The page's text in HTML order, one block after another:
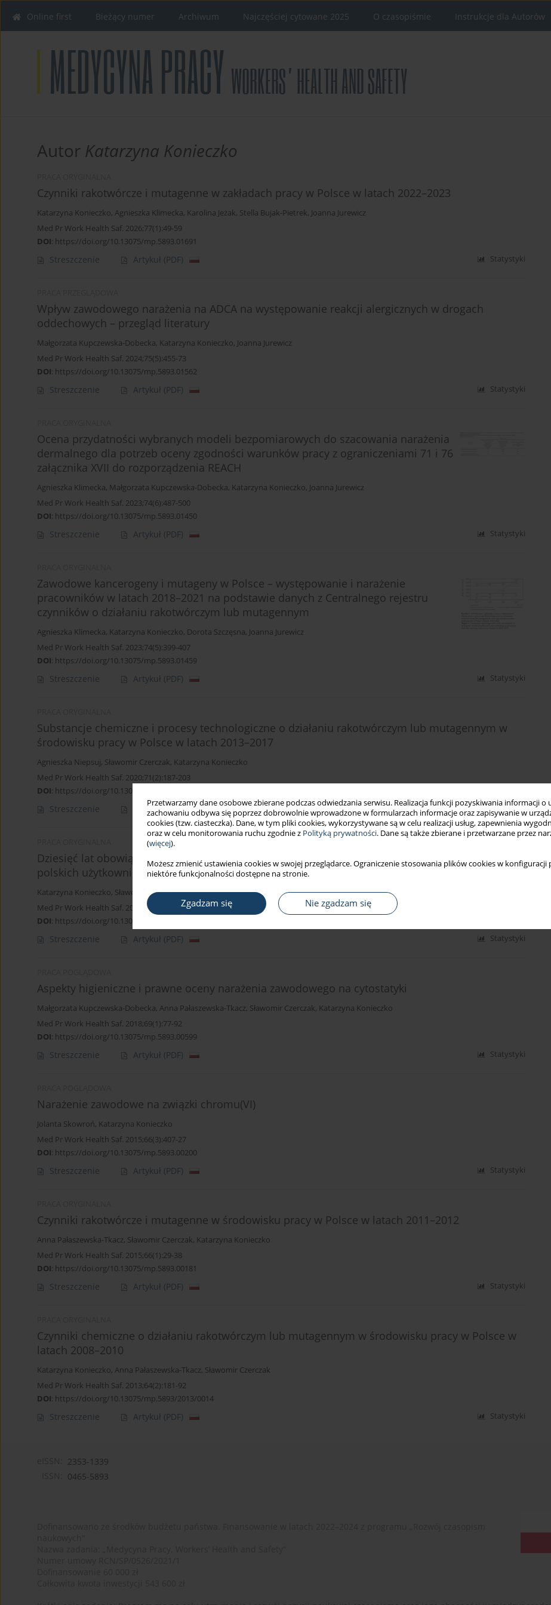
Przetwarzamy dane osobowe zbierane podczas odwiedzania serwisu. Realizacja funkcji pozyskiwania informacji o
zachowaniu odbywa się poprzez dobrowolnie wprowadzone w formularzach informacje oraz zapisywanie w
cookies (tzw. ciasteczka). Dane, w tym pliki cookies, wykorzystywane są w celu realizacji usług, zapewnienia
oraz w celu monitorowania ruchu zgodnie z Polityką prywatności. Dane są także zbierane i przetwarzane przez
(więcej).
Możesz zmienić ustawienia cookies w swojej przeglądarce. Ograniczenie stosowania plików cookies w konfiguracji
niektóre funkcjonalności dostępne na stronie.
Zgadzam się Nie zgadzam się
Online first Bieżący numer Archiwum Najczęściej cytowane 2025 O czasopiśmie Instrukcje dla Autorów
Autor Katarzyna Konieczko
Czynniki rakotwórcze i mutagenne w zakładach pracy w Polsce w latach 2022–2023
Katarzyna Konieczko, Agnieszka Klimecka, Karolina Jeżak, Stella Bujak-Pietrek, Joanna Jurewicz
Med Pr Work Health Saf. 2026;77(1):49-59
DOI: https://doi.org/10.13075/mp.5893.01691
Streszczenie Artykuł (PDF) Statystyki
Wpływ zawodowego narażenia na ADCA na występowanie reakcji alergicznych w drogach
oddechowych – przegląd literatury
Małgorzata Kupczewska-Dobecka, Katarzyna Konieczko, Joanna Jurewicz
Med Pr Work Health Saf. 2024;75(5):455-73
DOI: https://doi.org/10.13075/mp.5893.01562
Streszczenie Artykuł (PDF) Statystyki
Ocena przydatności wybranych modeli bezpomiarowych do szacowania narażenia
dermalnego dla potrzeb oceny zgodności warunków pracy z ograniczeniami 71 i 76
załącznika XVII do rozporządzenia REACH
Agnieszka Klimecka, Małgorzata Kupczewska-Dobecka, Katarzyna Konieczko, Joanna Jurewicz
Med Pr Work Health Saf. 2023;74(6):487-500
DOI: https://doi.org/10.13075/mp.5893.01450
Streszczenie Artykuł (PDF) Statystyki
Zawodowe kancerogeny i mutageny w Polsce – występowanie i narażenie
pracowników w latach 2018–2021 na podstawie danych z Centralnego rejestru
czynników o działaniu rakotwórczym lub mutagennym
Agnieszka Klimecka, Katarzyna Konieczko, Dorota Szczęsna, Joanna Jurewicz
Med Pr Work Health Saf. 2023;74(5):399-407
DOI: https://doi.org/10.13075/mp.5893.01459
Streszczenie Artykuł (PDF) Statystyki
Substancje chemiczne i procesy technologiczne o działaniu rakotwórczym lub mutagennym w
środowisku pracy w Polsce w latach 2013–2017
Agnieszka Niepsuj, Sławomir Czerczak, Katarzyna Konieczko
Med Pr Work Health Saf. 2020;71(2):187-203
DOI: https://doi.org/10.13075/mp.5893.00956
Streszczenie Artykuł(PDF) Statystyki
Dziesięć lat obowiązywania REACH i CLP – ocena znajomości i wdrażania przepisów przez
polskich użytkowników chemikaliów
Katarzyna Konieczko, Sławomir Czerczak,Małgorzata Kupczewska-Dobecka
Med Pr Work Health Saf. 2019;70(4):435-44
DOI: https://doi.org/10.13075/mp.5893.00859
Streszczenie Artykuł (PDF) Statystyki
Aspekty higieniczne i prawne oceny narażenia zawodowego na cytostatyki
Małgorzata Kupczewska-Dobecka, Anna Pałaszewska-Tkacz, Sławomir Czerczak, Katarzyna Konieczko
Med Pr Work Health Saf. 2018;69(1):77-92
DOI: https://doi.org/10.13075/mp.5893.00599
Streszczenie Artykuł (PDF) Statystyki
Narażenie zawodowe na związki chromu(VI)
Jolanta Skowroń, Katarzyna Konieczko
Med Pr Work Health Saf. 2015;66(3):407-27
DOI: https://doi.org/10.13075/mp.5893.00200
Streszczenie Artykuł (PDF) Statystyki
Czynniki rakotwórcze i mutagenne w środowisku pracy w Polsce w latach 2011–2012
Anna Pałaszewska-Tkacz, Sławomir Czerczak, Katarzyna Konieczko
Med Pr Work Health Saf. 2015;66(1):29-38
DOI: https://doi.org/10.13075/mp.5893.00181
Streszczenie Artykuł (PDF) Statystyki
Czynniki chemiczne o działaniu rakotwórczym lub mutagennym w środowisku pracy w Polsce w
latach 2008–2010
Katarzyna Konieczko, Anna Pałaszewska-Tkacz, Sławomir Czerczak
Med Pr Work Health Saf. 2013;64(2):181-92
DOI: https://doi.org/10.13075/mp.5893/2013/0014
Streszczenie Artykuł (PDF) Statystyki
2353-1339
0465-5893